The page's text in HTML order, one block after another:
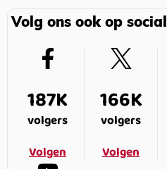
Volg ons ook op social
187K
volgers
Volgen
166K
volgers
Volgen